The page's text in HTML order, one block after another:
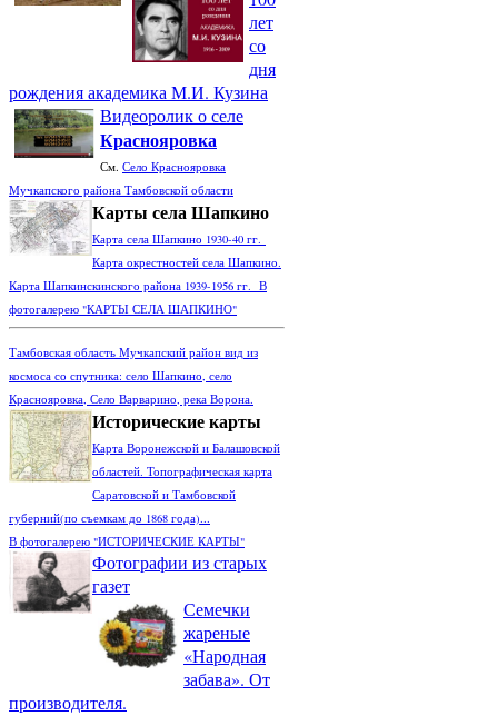
лет
со
дня
рождения академика М.И. Кузина
Видеоролик о селе
Краснояровка
См. Село Краснояровка
Мучкапского района Тамбовской области
Карты села Шапкино
Карта села Шапкино 1930-40 гг.
Карта окрестностей села Шапкино.
Карта Шапкинскинского района 1939-1956 гг. В
фотогалерею "КАРТЫ СЕЛА ШАПКИНО"
Тамбовская область Мучкапский район вид из
космоса со спутника: село Шапкино, село
Краснояровка, Село Варварино, река Ворона.
Исторические карты
Карта Воронежской и Балашовской
областей. Топографическая карта
Саратовской и Тамбовской
губерний(по съемкам до 1868 года)...
В фотогалерею "ИСТОРИЧЕСКИЕ КАРТЫ"
Фотографии из старых
газет
Семечки
жареные
«Народная
забава». От
производителя.